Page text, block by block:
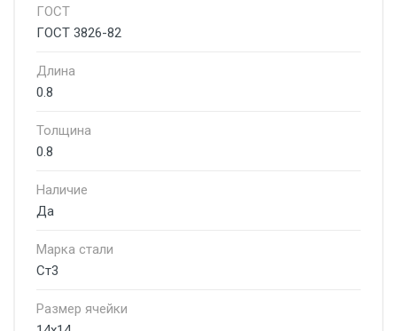
ГОСТ
ГОСТ 3826-82
Длина
0.8
Толщина
0.8
Наличие
Да
Марка стали
Ст3
Размер ячейки